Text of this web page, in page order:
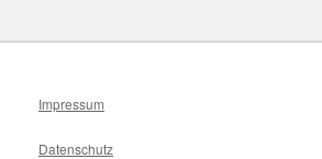
Impressum
Datenschutz